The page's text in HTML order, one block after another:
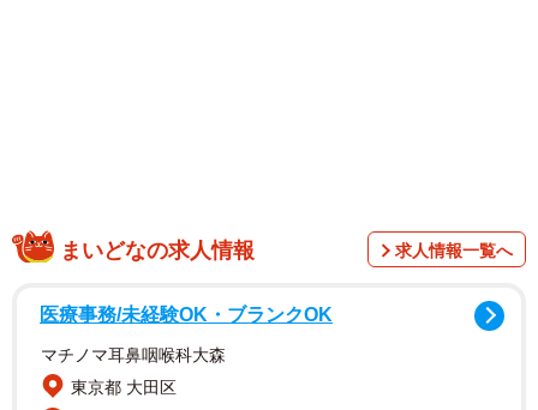
まいどなの求人情報 求人情報一覧へ
医療事務/未経験OK・ブランクOK
マチノマ耳鼻咽喉科大森
東京都 大田区